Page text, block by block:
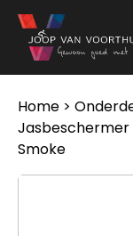
Ga naar de inhoud
Home >
Jasbeschermer
Smoke